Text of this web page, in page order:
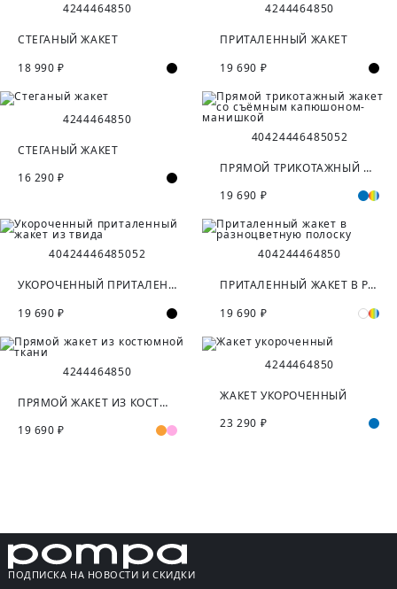
4244464850
СТЕГАНЫЙ ЖАКЕТ
18 990 ₽
4244464850
ПРИТАЛЕННЫЙ ЖАКЕТ
19 690 ₽
4244464850
СТЕГАНЫЙ ЖАКЕТ
16 290 ₽
40424446485052
ПРЯМОЙ ТРИКОТАЖНЫЙ ЖАКЕТ СО СЪЁМНЫМ КАПЮШОНОМ-МАНИШКОЙ
19 690 ₽
40424446485052
УКОРОЧЕННЫЙ ПРИТАЛЕННЫЙ ЖАКЕТ ИЗ ТВИДА
19 690 ₽
404244464850
ПРИТАЛЕННЫЙ ЖАКЕТ В РАЗНОЦВЕТНУЮ ПОЛОСКУ
19 690 ₽
4244464850
ПРЯМОЙ ЖАКЕТ ИЗ КОСТЮМНОЙ ТКАНИ
19 690 ₽
4244464850
ЖАКЕТ УКОРОЧЕННЫЙ
23 290 ₽
ПОДПИСКА НА НОВОСТИ И СКИДКИ